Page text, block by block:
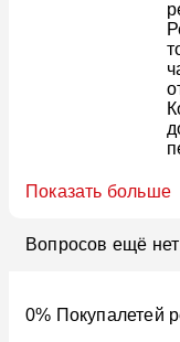
Показать больше
Вопросов ещё нет
0% Покупалетей